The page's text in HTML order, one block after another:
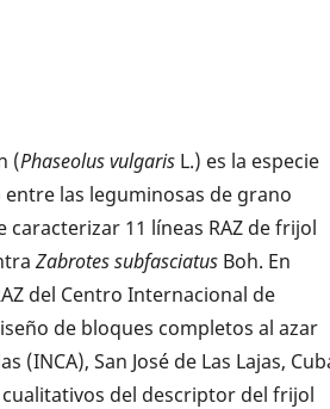
(Phaseolus vulgaris L.) es la especie
las leguminosas de grano
11 líneas RAZ de frijol
Zabrotes subfasciatus Boh. En
del Centro Internacional de
de bloques completos al azar
(INCA), San José de Las Lajas,
del descriptor del frijol